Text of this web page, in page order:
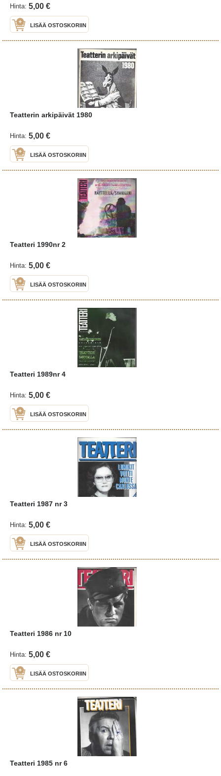
Hinta: 5,00 €
LISÄÄ OSTOSKORIIN
Teatterin arkipäivät 1980
Hinta: 5,00 €
LISÄÄ OSTOSKORIIN
Teatteri 1990nr 2
Hinta: 5,00 €
LISÄÄ OSTOSKORIIN
Teatteri 1989nr 4
Hinta: 5,00 €
LISÄÄ OSTOSKORIIN
Teatteri 1987 nr 3
Hinta: 5,00 €
LISÄÄ OSTOSKORIIN
Teatteri 1986 nr 10
Hinta: 5,00 €
LISÄÄ OSTOSKORIIN
Teatteri 1985 nr 6